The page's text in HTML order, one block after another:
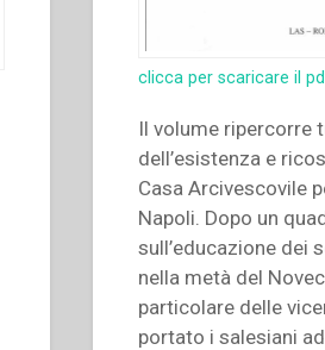
clicca per scaricare il
Il volume ripercorre
dell’esistenza e
Casa Arcivescovile
Napoli. Dopo un
sull’educazione dei
nella metà del
particolare delle
portato i salesiani